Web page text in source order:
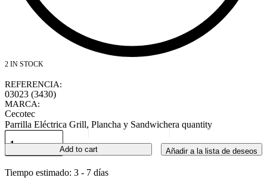
2 IN STOCK
REFERENCIA:
03023 (3430)
MARCA:
Cecotec
Parrilla Eléctrica Grill, Plancha y Sandwichera quantity
Add to cart Añadir a la lista de deseos
Tiempo estimado: 3 - 7 días